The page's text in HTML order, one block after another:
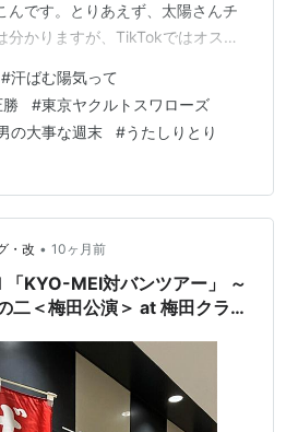
んです。とりあえず、太陽さんチ
分かりますが、TikTokではオスナ
も積雪かもって。ちょうど長男
で、身勝手な願いながら、電車
。土地勘のまだない都会で、移
さすがにキツいかなと思うの
終わってくれることを、やはり切
ざされた世界THE B…
#汗ばむ陽気って
#東京ヤクルトスワローズ
の大事な週末 #うたしりとり
・改 • 10ヶ月前
KYO-MEI対バンツアー」 ～
⼆＜梅田公演＞ at 梅田クラブ